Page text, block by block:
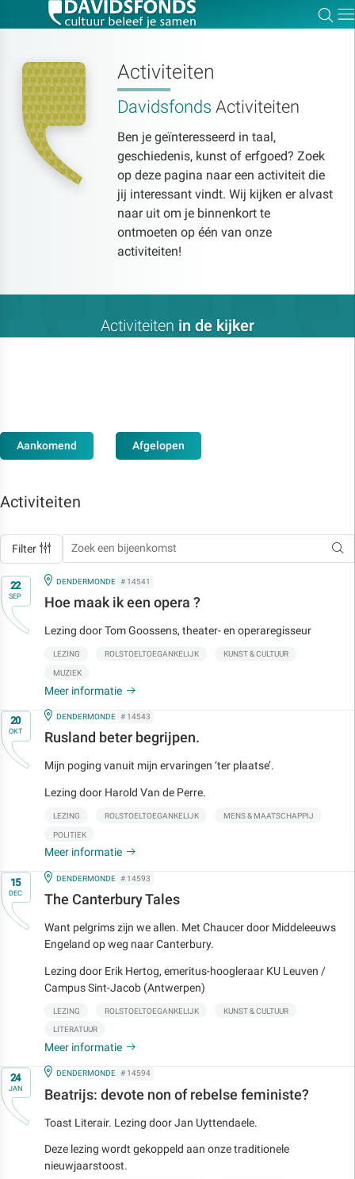
Activiteiten
Davidsfonds Activiteiten
Ben je geïnteresseerd in taal,
geschiedenis, kunst of erfgoed? Zoek
op deze pagina naar een activiteit die
jij interessant vindt. Wij kijken er alvast
naar uit om je binnenkort te
ontmoeten op één van onze
activiteiten!
Activiteiten in de kijker
Aankomend Afgelopen
Activiteiten
Filter
Op22
SEP
IN
DENDERMONDE # 14541
Hoe maak ik een opera ?
Lezing door Tom Goossens, theater- en operaregisseur
LEZING ROLSTOELTOEGANKELIJK KUNST & CULTUUR
MUZIEK
Meer informatie
Op20
OKT
IN
DENDERMONDE # 14543
Rusland beter begrijpen.
Mijn poging vanuit mijn ervaringen ‘ter plaatse’.
Lezing door Harold Van de Perre.
LEZING ROLSTOELTOEGANKELIJK MENS & MAATSCHAPPIJ
POLITIEK
Meer informatie
Op15
DEC
IN
DENDERMONDE # 14593
The Canterbury Tales
Want pelgrims zijn we allen. Met Chaucer door Middeleeuws
Engeland op weg naar Canterbury.
Lezing door Erik Hertog, emeritus-hoogleraar KU Leuven /
Campus Sint-Jacob (Antwerpen)
LEZING ROLSTOELTOEGANKELIJK KUNST & CULTUUR
LITERATUUR
Meer informatie
Op24
JAN
IN
DENDERMONDE # 14594
Beatrijs: devote non of rebelse feministe?
Toast Literair. Lezing door Jan Uyttendaele.
Deze lezing wordt gekoppeld aan onze traditionele
nieuwjaarstoost.
Zoek:
Zoeken